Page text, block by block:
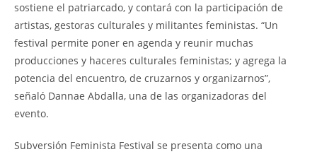
sostiene el patriarcado, y contará con la participación de
artistas, gestoras culturales y militantes feministas. “Un
festival permite poner en agenda y reunir muchas
producciones y haceres culturales feministas; y agrega la
potencia del encuentro, de cruzarnos y organizarnos”,
señaló Dannae Abdalla, una de las organizadoras del
evento.
Subversión Feminista Festival se presenta como una